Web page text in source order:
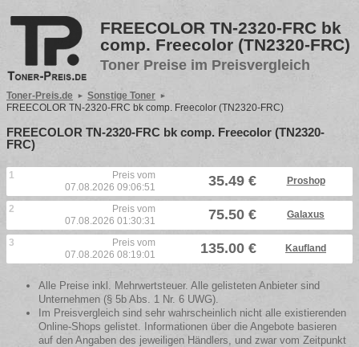
FREECOLOR TN-2320-FRC bk
comp. Freecolor (TN2320-FRC)
Toner Preise im Preisvergleich
Toner-Preis.de
Sonstige Toner
FREECOLOR TN-2320-FRC bk comp. Freecolor (TN2320-FRC)
FREECOLOR TN-2320-FRC bk comp. Freecolor (TN2320-
FRC)
1
Preis vom
07.08.2026 09:06:51
35.49 € Proshop
2
Preis vom
07.08.2026 01:30:31
75.50 € Galaxus
3
Preis vom
07.08.2026 08:19:01
135.00 € Kaufland
Alle Preise inkl. Mehrwertsteuer. Alle gelisteten Anbieter sind
Unternehmen (§ 5b Abs. 1 Nr. 6 UWG).
Im Preisvergleich sind sehr wahrscheinlich nicht alle existierenden
Online-Shops gelistet. Informationen über die Angebote basieren
auf den Angaben des jeweiligen Händlers, und zwar vom Zeitpunkt